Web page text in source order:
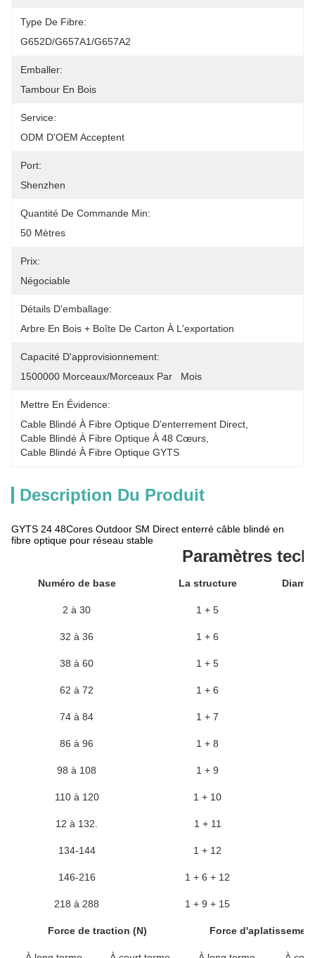
Type De Fibre:
G652D/G657A1/G657A2
Emballer:
Tambour En Bois
Service:
ODM D'OEM Acceptent
Port:
Shenzhen
Quantité De Commande Min:
50 Mètres
Prix:
Négociable
Détails D'emballage:
Arbre En Bois + Boîte De Carton À L'exportation
Capacité D'approvisionnement:
1500000 Morceaux/morceaux Par   Mois
Mettre En Évidence:
Cable Blindé À Fibre Optique D'enterrement Direct
Cable Blindé À Fibre Optique À 48 Cœurs
Cable Blindé À Fibre Optique GYTS
Description Du Produit
GYTS 24 48Cores Outdoor SM Direct enterré câble blindé en
fibre optique pour réseau stable
Paramètres
Numéro de base La structure
2 à 30 1 + 5
32 à 36 1 + 6
38 à 60 1 + 5
62 à 72 1 + 6
74 à 84 1 + 7
86 à 96 1 + 8
98 à 108 1 + 9
110 à 120 1 + 10
12 à 132. 1 + 11
134-144 1 + 12
146-216 1 + 6 + 12
218 à 288 1 + 9 + 15
Force de traction (N) Force